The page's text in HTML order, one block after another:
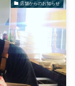
店舗からのお知らせ